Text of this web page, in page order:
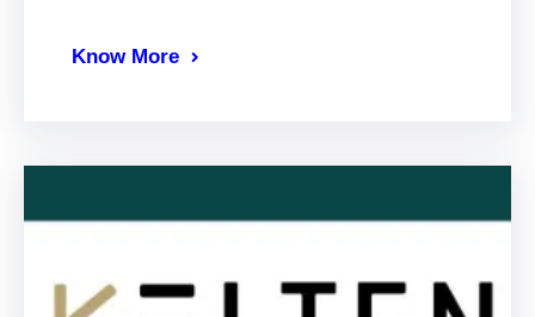
Know More